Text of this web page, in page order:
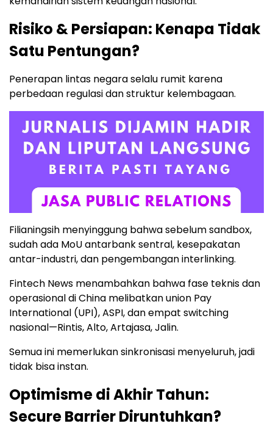
Risiko & Persiapan: Kenapa Tidak
Satu Pentungan?
Penerapan lintas negara selalu rumit karena
perbedaan regulasi dan struktur kelembagaan.
Filianingsih menyinggung bahwa sebelum sandbox,
sudah ada MoU antarbank sentral, kesepakatan
antar-industri, dan pengembangan interlinking.
Fintech News menambahkan bahwa fase teknis dan
operasional di China melibatkan union Pay
International (UPI), ASPI, dan empat switching
nasional—Rintis, Alto, Artajasa, Jalin.
Semua ini memerlukan sinkronisasi menyeluruh, jadi
tidak bisa instan.
Optimisme di Akhir Tahun:
Secure Barrier Diruntuhkan?